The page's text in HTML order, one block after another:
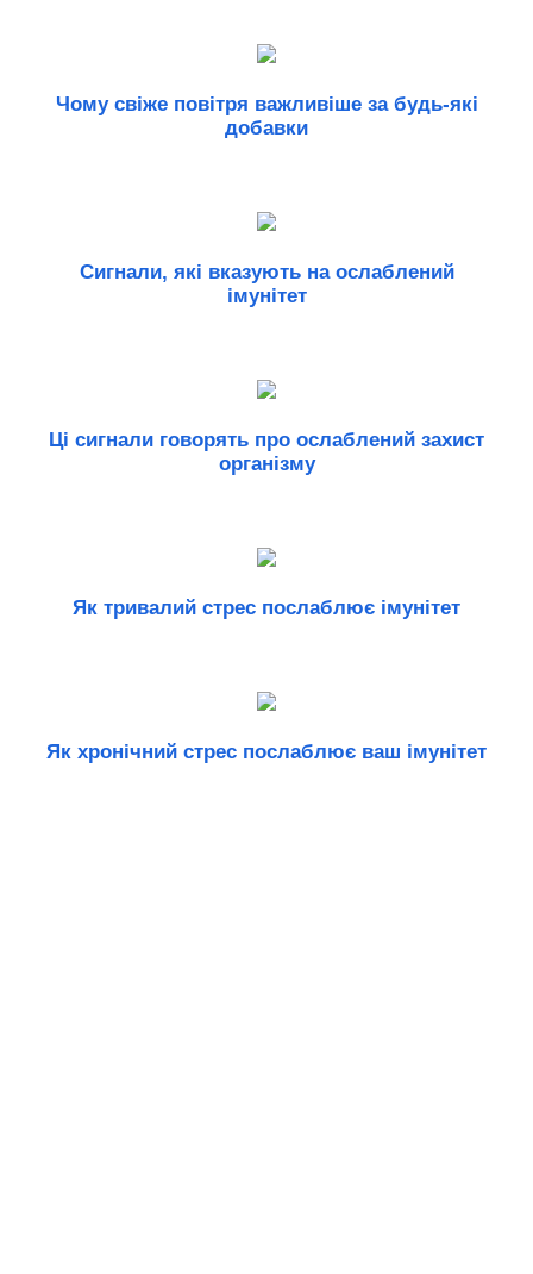
Чому свіже повітря важливіше за будь-які
добавки
Сигнали, які вказують на ослаблений
імунітет
Ці сигнали говорять про ослаблений захист
організму
Як тривалий стрес послаблює імунітет
Як хронічний стрес послаблює ваш імунітет